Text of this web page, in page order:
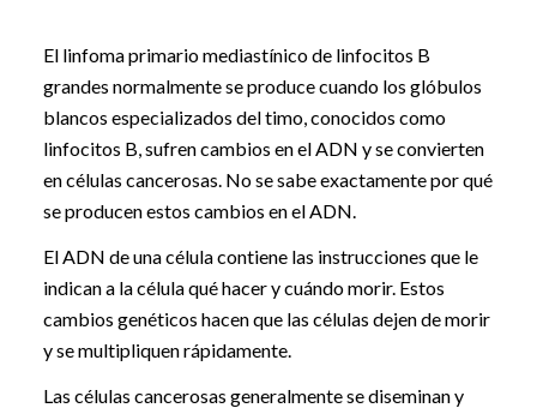
El linfoma primario mediastínico de linfocitos B
grandes normalmente se produce cuando los glóbulos
blancos especializados del timo, conocidos como
linfocitos B, sufren cambios en el ADN y se convierten
en células cancerosas. No se sabe exactamente por qué
se producen estos cambios en el ADN.
El ADN de una célula contiene las instrucciones que le
indican a la célula qué hacer y cuándo morir. Estos
cambios genéticos hacen que las células dejen de morir
y se multipliquen rápidamente.
Las células cancerosas generalmente se diseminan y